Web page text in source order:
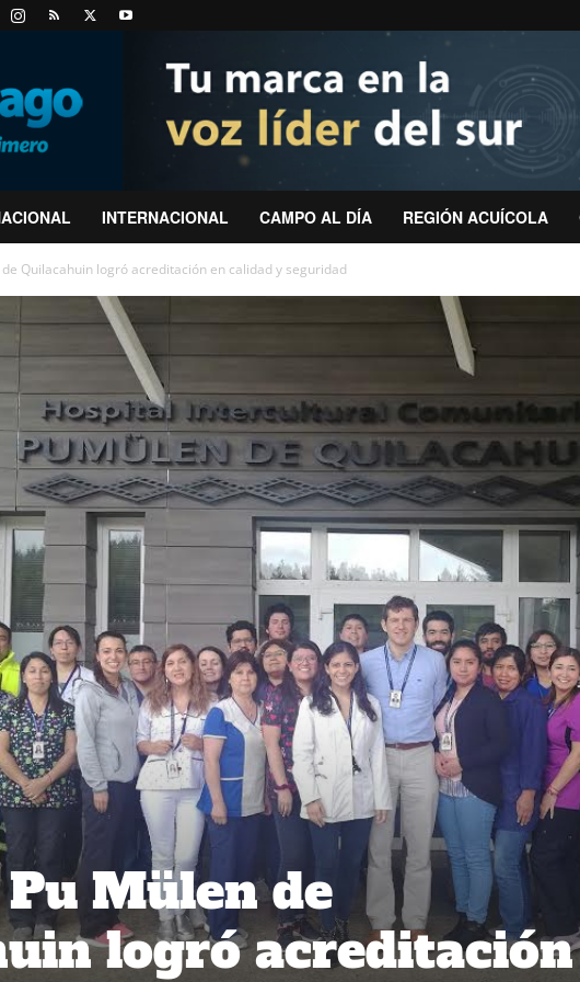
INTERNACIONAL CAMPO AL DÍA REGIÓN ACUÍCOLA
Quilacahuin logró acreditación en calidad y seguridad
Mülen de
logró